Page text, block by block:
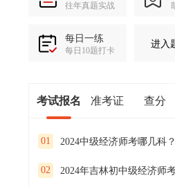
往年真题实战
每日一练
每日10题打卡
进入
考试报名 准考证 查分
01
02 2024年吉林初中级经济师